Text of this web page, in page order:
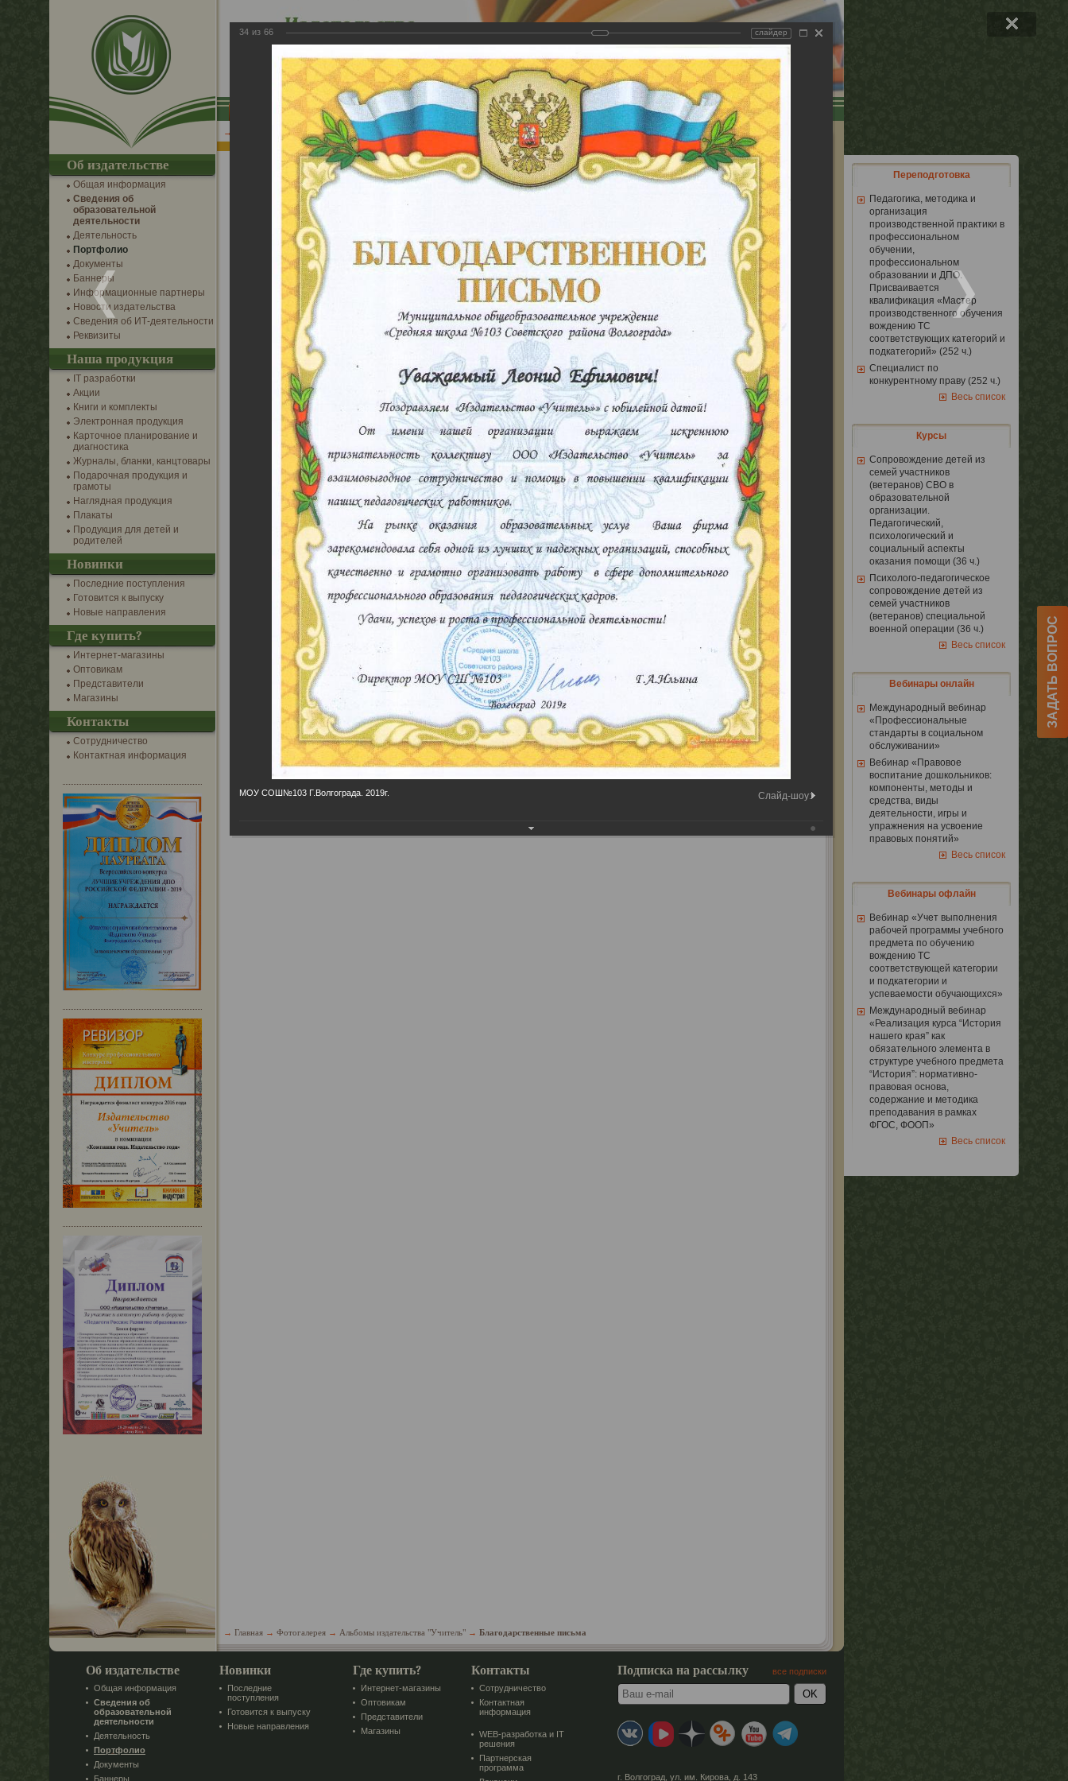
Переподготовка
Педагогика, методика и
организация
производственной практики в
профессиональном
обучении,
профессиональном
образовании и ДПО.
Присваивается
квалификация «Мастер
производственного обучения
вождению ТС
соответствующих категорий и
подкатегорий» (252 ч.)
Специалист по
конкурентному праву (252 ч.)
Весь список
Курсы
Сопровождение детей из
семей участников
(ветеранов) СВО в
образовательной
организации.
Педагогический,
психологический и
социальный аспекты
оказания помощи (36 ч.)
Психолого-педагогическое
сопровождение детей из
семей участников
(ветеранов) специальной
военной операции (36 ч.)
Весь список
Вебинары онлайн
Международный вебинар
«Профессиональные
стандарты в социальном
обслуживании»
Вебинар «Правовое
воспитание дошкольников:
компоненты, методы и
средства, виды
деятельности, игры и
упражнения на усвоение
правовых понятий»
Весь список
Вебинары офлайн
Вебинар «Учет выполнения
рабочей программы учебного
предмета по обучению
вождению ТС
соответствующей категории
и подкатегории и
успеваемости обучающихся»
Международный вебинар
«Реализация курса “История
нашего края” как
обязательного элемента в
структуре учебного предмета
“История”: нормативно-
правовая основа,
содержание и методика
преподавания в рамках
ФГОС, ФООП»
Весь список
Благодарственные письма
Еще фотографии
версия для слабовидящих
IT-разработки Интернет-магазин Дополнительное профобразование Для оптовиков
→ Фотогалерея→Альбомы издательства "Учитель"→Благодарственные письма
→ Главная → Фотогалерея → Альбомы издательства "Учитель" → Благодарственные письма
Об издательстве
Общая информация
Сведения об
образовательной
деятельности
Деятельность
Портфолио
Документы
Баннеры
Информационные партнеры
Новости издательства
Сведения об ИТ-деятельности
Реквизиты
Наша продукция
IT разработки
Акции
Книги и комплекты
Электронная продукция
Карточное планирование и
диагностика
Журналы, бланки, канцтовары
Подарочная продукция и
грамоты
Наглядная продукция
Плакаты
Продукция для детей и
родителей
Новинки
Последние поступления
Готовится к выпуску
Новые направления
Где купить?
Интернет-магазины
Оптовикам
Представители
Магазины
Контакты
Сотрудничество
Контактная информация
Об издательстве
Общая информация
Сведения об
образовательной
деятельности
Деятельность
Портфолио
Документы
Баннеры
Новинки
Последние
поступления
Готовится к выпуску
Новые направления
Где купить?
Интернет-магазины
Оптовикам
Представители
Магазины
Контакты
Сотрудничество
Контактная
информация
WEB-разработка и IT
решения
Партнерская
программа
Подписка на рассылку все подписки
г. Волгоград ул. им. Кирова, д. 143
ЗАДАТЬ ВОПРОС
34 из 66 слайдер
МОУ СОШ№103 Г.Волгограда. 2019г. Слайд-шоу: